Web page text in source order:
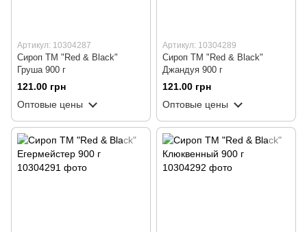
Артикул: 10304287
Сироп ТМ "Red & Black"
Груша 900 г
121.00 грн
Оптовые цены
Артикул: 10304289
Сироп ТМ "Red & Black"
Джандуя 900 г
121.00 грн
Оптовые цены